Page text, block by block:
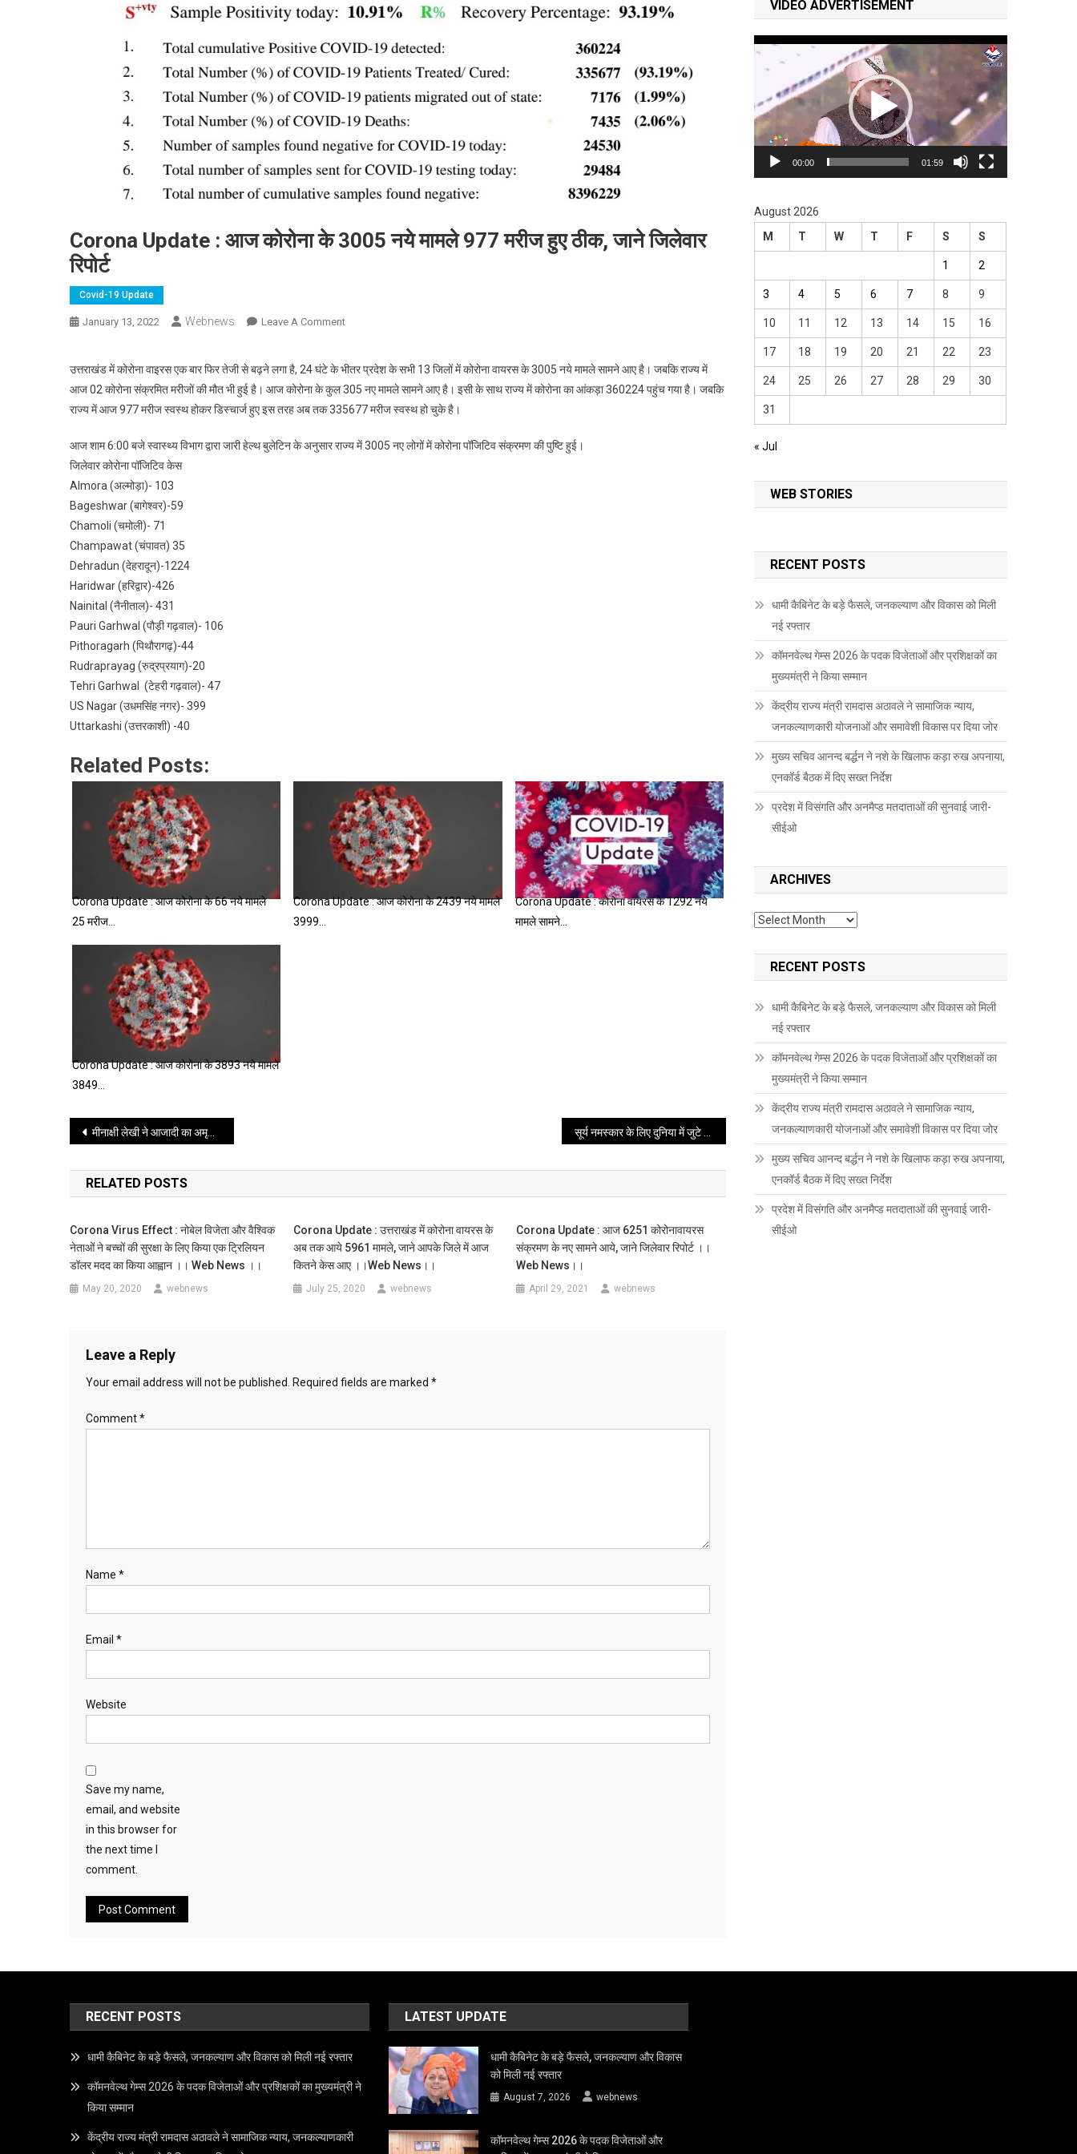
Corona Update : आज कोरोना के 3005 नये मामले 977 मरीज हुए ठीक, जाने जिलेवार
रिपोर्ट
Covid-19 Update
January 13, 2022 Webnews Leave A CommentOn
:
आज
कोरोना
3005
उत्तराखंड में कोरोना वाइरस एक बार फिर तेजी से बढ़ने लगा है, 24 घंटे के भीतर प्रदेश के सभी 13 जिलों में कोरोना वायरस के 3005 नये मामले सामने आए है। जबकि राज्य में
आज 02 कोरोना संक्रमित मरीजों की मौत भी हुई है। आज कोरोना के कुल 305 नए मामले सामने आए है। इसी के साथ राज्य में कोरोना का आंकड़ा 360224 पहुंच गया है। जबकि
राज्य में आज 977 मरीज स्वस्थ होकर डिस्चार्ज हुए इस तरह अब तक 335677 मरीज स्वस्थ हो चुके है।
आज शाम 6:00 बजे स्वास्थ्य विभाग द्वारा जारी हेल्थ बुलेटिन के अनुसार राज्य में 3005 नए लोगों में कोरोना पॉजिटिव संक्रमण की पुष्टि हुई।
जिलेवार कोरोना पॉजिटिव केस
Almora (अल्मोड़ा)- 103
Bageshwar (बागेश्वर)-59
Chamoli (चमोली)- 71
Champawat (चंपावत) 35
Dehradun (देहरादून)-1224
Haridwar (हरिद्वार)-426
Nainital (नैनीताल)- 431
Pauri Garhwal (पौड़ी गढ़वाल)- 106
Pithoragarh (पिथौरागढ़)-44
Rudraprayag (रुद्रप्रयाग)-20
Tehri Garhwal (टेहरी गढ़वाल)- 47
US Nagar (उधमसिंह नगर)- 399
Uttarkashi (उत्तरकाशी) -40
Related Posts:
Corona Update : आज कोरोना के 66 नये मामले
25 मरीज…
Corona Update : आज कोरोना के 2439 नये मामले
3999…
Corona Update : कोरोना वायरस के 1292 नये
मामले सामने…
Corona Update : आज कोरोना के 3893 नये मामले
3849…
Post
navigation
मीनाक्षी लेखी ने आजादी का अमृत महोत्सव के तहत आज एक बाइक अभियान की शुरुआत की
RELATED POSTS
Corona Virus Effect : नोबेल विजेता और वैश्विक
नेताओं ने बच्चों की सुरक्षा के लिए किया एक ट्रिलियन
डॉलर मदद का किया आह्वान ।। Web News ।।
May 20, 2020 webnews
Corona Update : उत्तराखंड में कोरोना वायरस के
अब तक आये 5961 मामले, जाने आपके जिले में आज
कितने केस आए ।।web News।।
July 25, 2020 webnews
Corona Update : आज 6251 कोरोनावायरस
संक्रमण के नए सामने आये, जाने जिलेवार रिपोर्ट ।।
Web News।।
April 29, 2021 webnews
Leave a Reply
Your email address will not be published. Required fields are marked *
Comment*
Name *
Email *
Website
Save my name,
email, and website
in this browser for
the next time I
comment.
VIDEO ADVERTISEMENT
Video
Player
00:00 01:59
August 2026
M
T W T F S S
1 2
3 4 5 6 7 8 9
10 11 12 13 14 15 16
17 18 19 20 21 22 23
24 25 26 27 28 29 30
31
« Jul
WEB STORIES
RECENT POSTS
धामी कैबिनेट के बड़े फैसले, जनकल्याण और विकास को मिली
नई रफ्तार
कॉमनवेल्थ गेम्स 2026 के पदक विजेताओं और प्रशिक्षकों का
मुख्यमंत्री ने किया सम्मान
केंद्रीय राज्य मंत्री रामदास अठावले ने सामाजिक न्याय,
जनकल्याणकारी योजनाओं और समावेशी विकास पर दिया जोर
मुख्य सचिव आनन्द बर्द्धन ने नशे के खिलाफ कड़ा रुख अपनाया,
एनकॉर्ड बैठक में दिए सख्त निर्देश
प्रदेश में विसंगति और अनमैप्ड मतदाताओं की सुनवाई जारी-
सीईओ
ARCHIVES
Archives
RECENT POSTS
धामी कैबिनेट के बड़े फैसले, जनकल्याण और विकास को मिली
नई रफ्तार
कॉमनवेल्थ गेम्स 2026 के पदक विजेताओं और प्रशिक्षकों का
मुख्यमंत्री ने किया सम्मान
केंद्रीय राज्य मंत्री रामदास अठावले ने सामाजिक न्याय,
जनकल्याणकारी योजनाओं और समावेशी विकास पर दिया जोर
मुख्य सचिव आनन्द बर्द्धन ने नशे के खिलाफ कड़ा रुख अपनाया,
एनकॉर्ड बैठक में दिए सख्त निर्देश
प्रदेश में विसंगति और अनमैप्ड मतदाताओं की सुनवाई जारी-
सीईओ
RECENT POSTS
धामी कैबिनेट के बड़े फैसले, जनकल्याण और विकास को मिली नई रफ्तार
कॉमनवेल्थ गेम्स 2026 के पदक विजेताओं और प्रशिक्षकों का मुख्यमंत्री ने
किया सम्मान
केंद्रीय राज्य मंत्री रामदास अठावले ने सामाजिक न्याय, जनकल्याणकारी
LATEST UPDATE
धामी कैबिनेट के बड़े फैसले, जनकल्याण और विकास
को मिली नई रफ्तार
August 7, 2026 webnews
कॉमनवेल्थ गेम्स 2026 के पदक विजेताओं और